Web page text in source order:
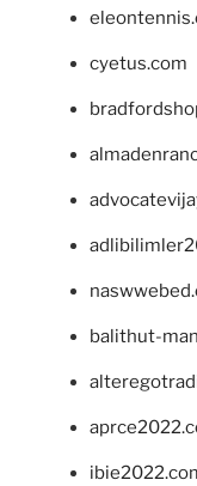
cyetus.com
balithut-